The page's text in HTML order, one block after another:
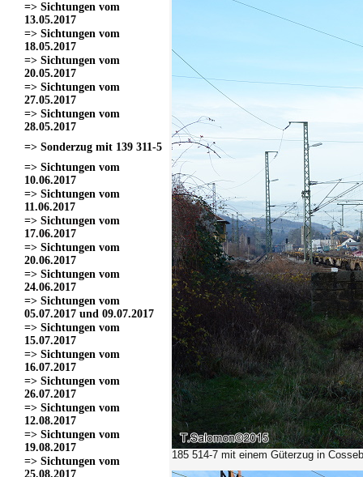
=> Sichtungen vom
13.05.2017
=> Sichtungen vom
18.05.2017
=> Sichtungen vom
20.05.2017
=> Sichtungen vom
27.05.2017
=> Sichtungen vom
28.05.2017
=> Sonderzug mit 139 311-5
=> Sichtungen vom
10.06.2017
=> Sichtungen vom
11.06.2017
=> Sichtungen vom
17.06.2017
=> Sichtungen vom
20.06.2017
=> Sichtungen vom
24.06.2017
=> Sichtungen vom
05.07.2017 und 09.07.2017
=> Sichtungen vom
15.07.2017
=> Sichtungen vom
16.07.2017
=> Sichtungen vom
26.07.2017
=> Sichtungen vom
12.08.2017
=> Sichtungen vom
19.08.2017
=> Sichtungen vom
25.08.2017
185 514-7 mit einem Güterzug in